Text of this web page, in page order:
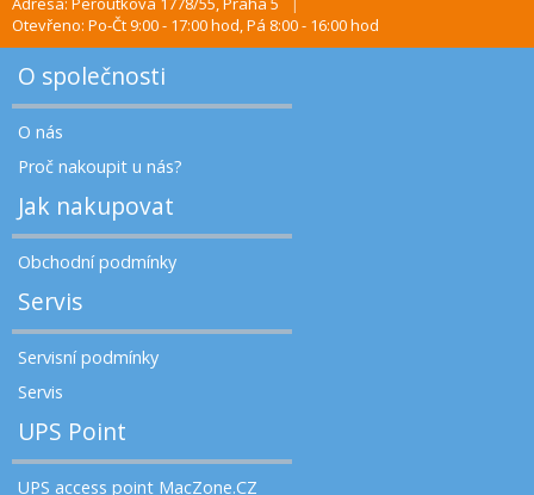
Otevřeno: Po-Čt 9:00 - 17:00 hod, Pá 8:00 - 16:00 hod
O společnosti
O nás
Proč nakoupit u nás?
Jak nakupovat
Obchodní podmínky
Servis
Servisní podmínky
Servis
UPS Point
UPS access point MacZone.CZ